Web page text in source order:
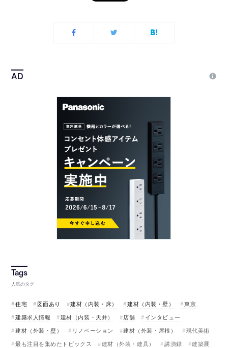
人気のタグ
住宅 図面あり 建材（内装・床） 建材（内装・壁）
東京
建築求人情報
建材（内装・天井） 店舗
インタビュー
建材（外装・壁）
リノベーション 建材（外装・屋根）
現代美術
最も注目を集めたトピックス
建材（外装・建具） 講演録
建築展